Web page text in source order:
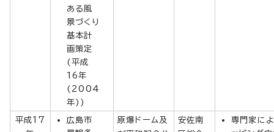
ある風
景づくり
基本計
画策定
(平成
16年
(2004
年))
平成17
広島市
原爆ドーム及
安佐南
専門家に